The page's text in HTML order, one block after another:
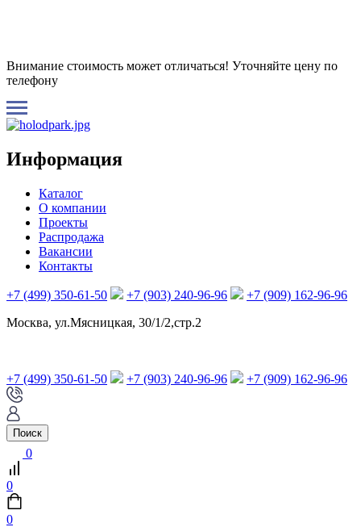
Внимание стоимость может отличаться! Уточняйте цену по
телефону
Информация
Каталог
О компании
Проекты
Распродажа
Вакансии
Контакты
+7 (499) 350-61-50 +7 (903) 240-96-96
+7 (909) 162-96-96
Москва, ул.Мясницкая, 30/1/2,стр.2
+7 (499) 350-61-50 +7 (903) 240-96-96 +7 (909) 162-96-96
Поиск
0
0
0